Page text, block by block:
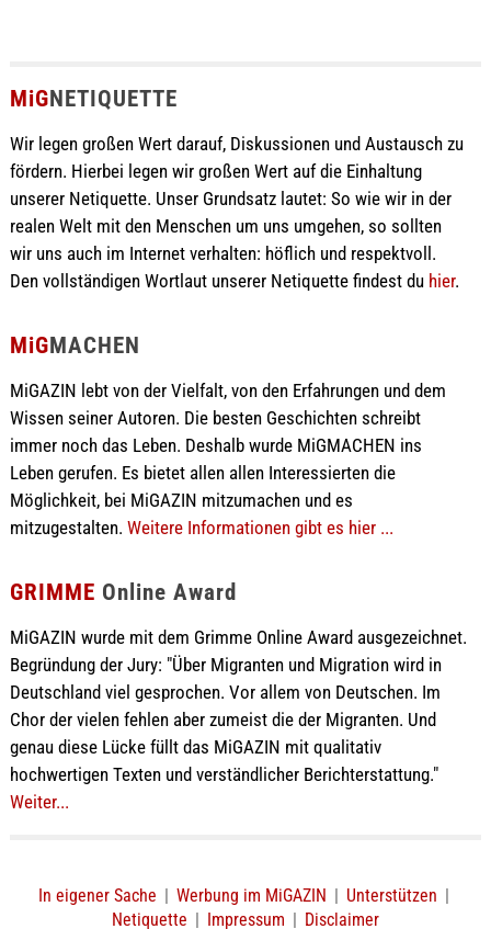
MiGNETIQUETTE
Wir legen großen Wert darauf, Diskussionen und Austausch zu
fördern. Hierbei legen wir großen Wert auf die Einhaltung
unserer Netiquette. Unser Grundsatz lautet: So wie wir in der
realen Welt mit den Menschen um uns umgehen, so sollten
wir uns auch im Internet verhalten: höflich und respektvoll.
Den vollständigen Wortlaut unserer Netiquette findest du hier.
MiGMACHEN
MiGAZIN lebt von der Vielfalt, von den Erfahrungen und dem
Wissen seiner Autoren. Die besten Geschichten schreibt
immer noch das Leben. Deshalb wurde MiGMACHEN ins
Leben gerufen. Es bietet allen allen Interessierten die
Möglichkeit, bei MiGAZIN mitzumachen und es
mitzugestalten. Weitere Informationen gibt es hier ...
GRIMME Online Award
MiGAZIN wurde mit dem Grimme Online Award ausgezeichnet.
Begründung der Jury: "Über Migranten und Migration wird in
Deutschland viel gesprochen. Vor allem von Deutschen. Im
Chor der vielen fehlen aber zumeist die der Migranten. Und
genau diese Lücke füllt das MiGAZIN mit qualitativ
hochwertigen Texten und verständlicher Berichterstattung."
Weiter...
In eigener Sache | Werbung im MiGAZIN | Unterstützen |
Netiquette | Impressum | Disclaimer